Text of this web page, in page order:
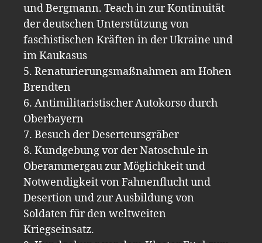
und Bergmann. Teach in zur Kontinuität
der deutschen Unterstützung von
faschistischen Kräften in der Ukraine und
im Kaukasus
5. Renaturierungsmaßnahmen am Hohen
Brendten
6. Antimilitaristischer Autokorso durch
Oberbayern
7. Besuch der Deserteursgräber
8. Kundgebung vor der Natoschule in
Oberammergau zur Möglichkeit und
Notwendigkeit von Fahnenflucht und
Desertion und zur Ausbildung von
Soldaten für den weltweiten
Kriegseinsatz.